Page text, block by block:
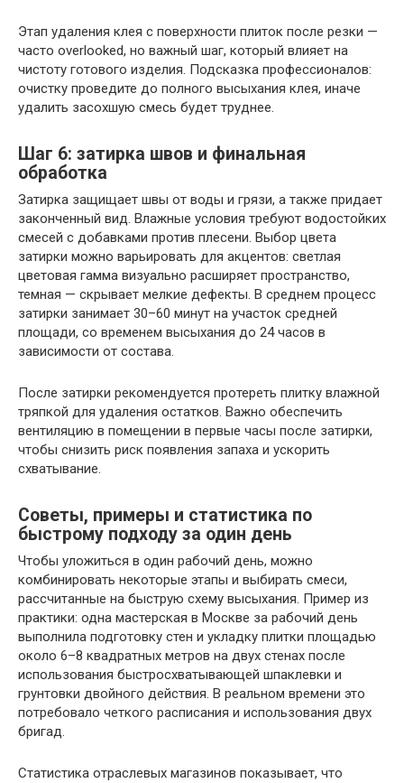
Этап удаления клея с поверхности плиток после резки —
часто overlooked, но важный шаг, который влияет на
чистоту готового изделия. Подсказка профессионалов:
очистку проведите до полного высыхания клея, иначе
удалить засохшую смесь будет труднее.
Шаг 6: затирка швов и финальная
обработка
Затирка защищает швы от воды и грязи, а также придает
законченный вид. Влажные условия требуют водостойких
смесей с добавками против плесени. Выбор цвета
затирки можно варьировать для акцентов: светлая
цветовая гамма визуально расширяет пространство,
темная — скрывает мелкие дефекты. В среднем процесс
затирки занимает 30–60 минут на участок средней
площади, со временем высыхания до 24 часов в
зависимости от состава.
После затирки рекомендуется протереть плитку влажной
тряпкой для удаления остатков. Важно обеспечить
вентиляцию в помещении в первые часы после затирки,
чтобы снизить риск появления запаха и ускорить
схватывание.
Советы, примеры и статистика по
быстрому подходу за один день
Чтобы уложиться в один рабочий день, можно
комбинировать некоторые этапы и выбирать смеси,
рассчитанные на быструю схему высыхания. Пример из
практики: одна мастерская в Москве за рабочий день
выполнила подготовку стен и укладку плитки площадью
около 6–8 квадратных метров на двух стенах после
использования быстросхватывающей шпаклевки и
грунтовки двойного действия. В реальном времени это
потребовало четкого расписания и использования двух
бригад.
Статистика отраслевых магазинов показывает, что